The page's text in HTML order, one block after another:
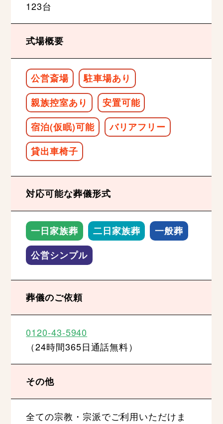
123台
式場概要
公営斎場
駐車場あり
親族控室あり
安置可能
宿泊(仮眠)可能
バリアフリー
貸出車椅子
対応可能な葬儀形式
一日家族葬 二日家族葬
一般葬
公営シンプル
葬儀のご依頼
0120-43-5940
（24時間365日通話無料）
その他
全ての宗教・宗派でご利用いただけま